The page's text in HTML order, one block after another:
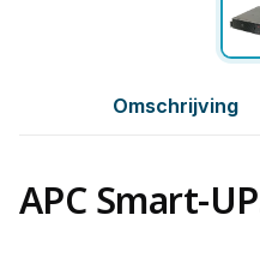
Omschrijving
APC Smart-